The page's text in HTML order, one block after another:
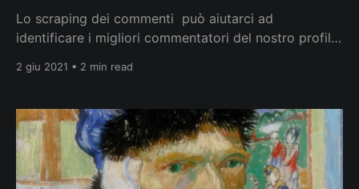
Lo scraping dei commenti può aiutarci ad
identificare i migliori commentatori del nostro profilo
profilo pubblico del Van Gogh Museum, ha proposto
erano dipinti nella famosa opera di Van Gogh. How
many sunflowers
2 giu 2021 • 2 min read